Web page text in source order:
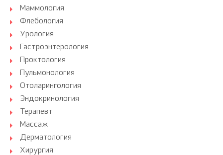
Маммология
Флебология
Урология
Гастроэнтерология
Проктология
Пульмонология
Отоларингология
Эндокринология
Терапевт
Массаж
Дерматология
Хирургия